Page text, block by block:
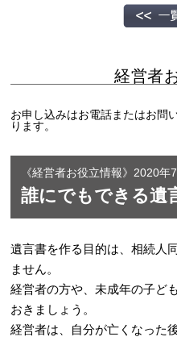
経営者
お申し込みはお電話またはお問
ります。
《経営者お役立情報》 2020年
誰にでもできる遺
遺言書を作る目的は、相続人
ません。
経営者の方や、未成年の子ど
おきましょう。
経営者は、自分が亡くなった